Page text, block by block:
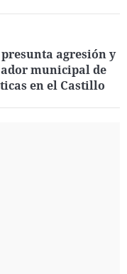
agresión y
municipal de
en el Castillo